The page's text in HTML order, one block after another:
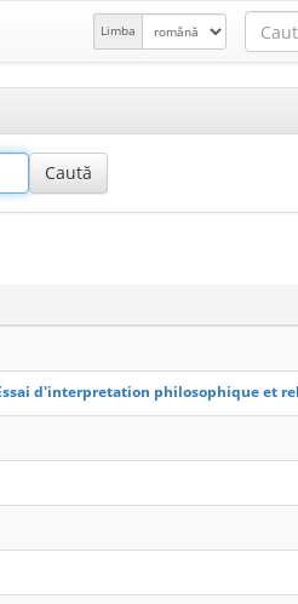
Limba
d'interpretation philosophique et